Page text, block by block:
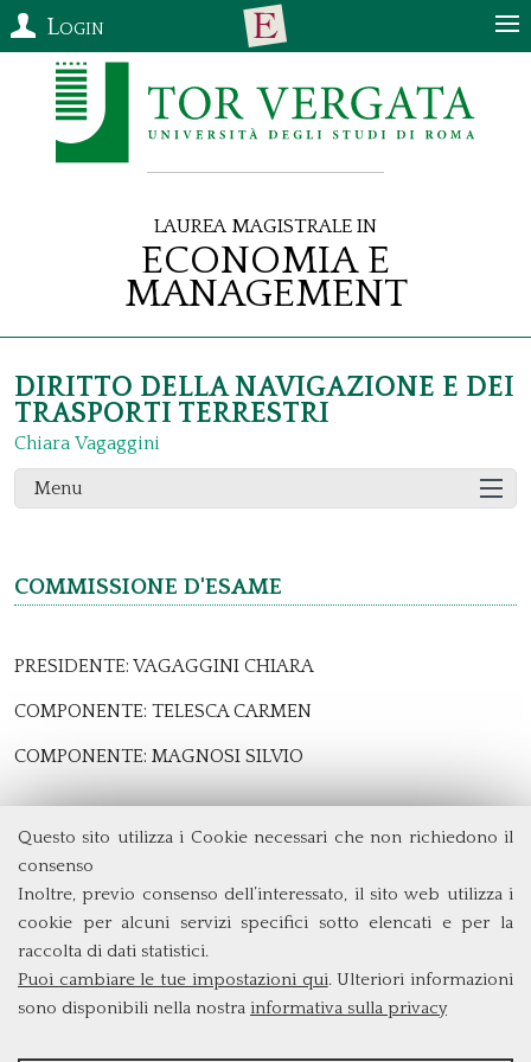
Questo sito utilizza i Cookie necessari che non richiedono il
consenso
Inoltre, previo consenso dell’interessato, il sito web utilizza i
cookie per alcuni servizi specifici sotto elencati e per la
raccolta di dati statistici.
Puoi cambiare le tue impostazioni qui. Ulteriori informazioni
sono disponibili nella nostra informativa sulla privacy
Login
Laurea Magistrale in
Economia e
Management
DIRITTO DELLA NAVIGAZIONE E DEI
TRASPORTI TERRESTRI
Chiara Vagaggini
Menu
Commissione d'esame
PRESIDENTE: VAGAGGINI CHIARA
COMPONENTE: TELESCA CARMEN
COMPONENTE: MAGNOSI SILVIO
Università degli Studi di Roma Tor Vergata
Via Columbia, 2
00133 Roma (Italia)
Tel. +39 06 7259 3299/5837
biennio@clem.uniroma2.it